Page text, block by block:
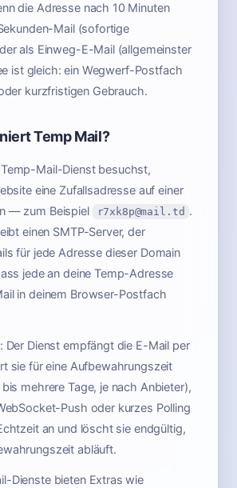
die Adresse nach 10 Minuten
Mail (sofortige
als Einweg-E-Mail (allgemeinster
ist gleich: ein Wegwerf-Postfach
kurzfristigen Gebrauch.
Temp Mail?
Mail-Dienst besuchst,
eine Zufallsadresse auf einer
— zum Beispiel
r7xk8p@mail.td .
einen SMTP-Server, der
für jede Adresse dieser Domain
jede an deine Temp-Adresse
in deinem Browser-Postfach
Der Dienst empfängt die E-Mail per
sie für eine Aufbewahrungszeit
mehrere Tage, je nach Anbieter),
Push oder kurzes Polling
an und löscht sie endgültig,
abläuft.
Dienste bieten Extras wie